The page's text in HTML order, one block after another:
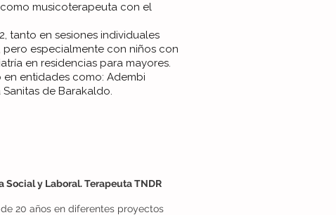
musicoterapeuta con el
tanto en sesiones individuales
especialmente con niños con
en residencias para mayores.
entidades como: Adembi
de Barakaldo.
Social y Laboral. Terapeuta TNDR
20 años en diferentes proyectos